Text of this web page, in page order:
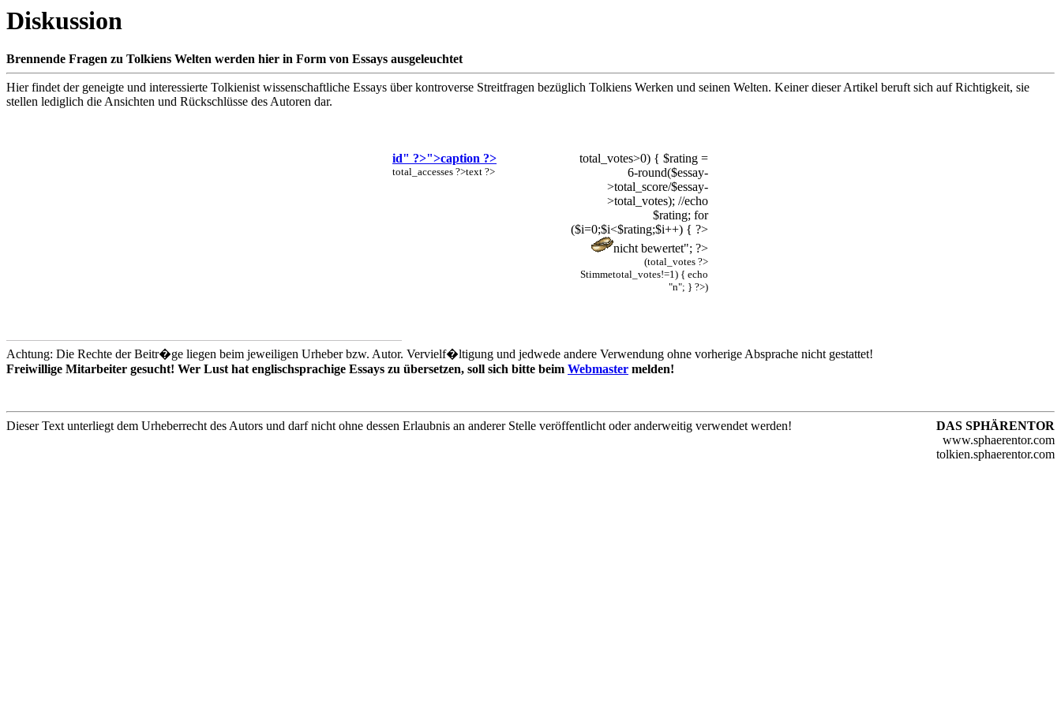
Diskussion
Brennende Fragen zu Tolkiens Welten werden hier in Form von Essays ausgeleuchtet
Hier findet der geneigte und interessierte Tolkienist wissenschaftliche Essays über kontroverse Streitfragen bezüglich Tolkiens Werken und seinen Welten. Keiner dieser Artikel beruft sich auf Richtigkeit, sie
stellen lediglich die Ansichten und Rückschlüsse des Autoren dar.
id" ?>">caption ?>
total_accesses ?>text ?>
total_votes>0) { $rating =
6-round($essay-
>total_score/$essay-
>total_votes); //echo
$rating; for
($i=0;$i<$rating;$i++) { ?>
nicht bewertet"; ?>
(total_votes ?>
Stimmetotal_votes!=1) { echo
"n"; } ?>)
Achtung: Die Rechte der Beitr�ge liegen beim jeweiligen Urheber bzw. Autor. Vervielf�ltigung und jedwede andere Verwendung ohne vorherige Absprache nicht gestattet!
Freiwillige Mitarbeiter gesucht! Wer Lust hat englischsprachige Essays zu übersetzen, soll sich bitte beim Webmaster melden!
Dieser Text unterliegt dem Urheberrecht des Autors und darf nicht ohne dessen Erlaubnis an anderer Stelle veröffentlicht oder anderweitig verwendet werden!
DAS SPHÄRENTOR
www.sphaerentor.com
tolkien.sphaerentor.com